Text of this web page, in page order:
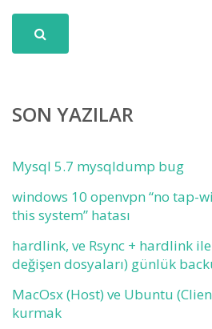
SON YAZILAR
Mysql 5.7 mysqldump bug
windows 10 openvpn “no tap-
this system” hatası
hardlink, ve Rsync + hardlink
değişen dosyaları) günlük
MacOsx (Host) ve Ubuntu
kurmak